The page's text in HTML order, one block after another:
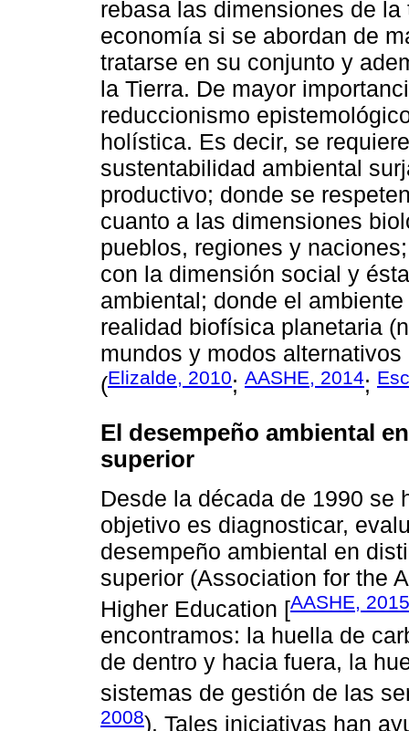
rebasa las dimensiones de
economía si se abordan de
tratarse en su conjunto y
la Tierra. De mayor
reduccionismo
holística. Es decir, se
sustentabilidad ambiental
productivo; donde se
cuanto a las dimensiones
pueblos, regiones y
con la dimensión social y
ambiental; donde el
realidad biofísica planetaria
mundos y modos
(Elizalde, 2010; AASHE, 2014;
El desempeño ambiental
superior
Desde la década de 1990 se
objetivo es diagnosticar,
desempeño ambiental en
superior (Association for the
Higher Education [AASHE, 2015
encontramos: la huella de
de dentro y hacia fuera, la
sistemas de gestión de las
2008). Tales iniciativas han